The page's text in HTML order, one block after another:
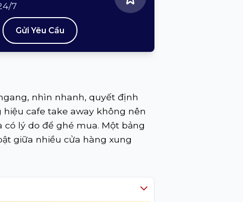
7
Gửi Yêu Cầu
nhìn nhanh, quyết định
cafe take away không nên
lý do để ghé mua. Một bảng
giữa nhiều cửa hàng xung